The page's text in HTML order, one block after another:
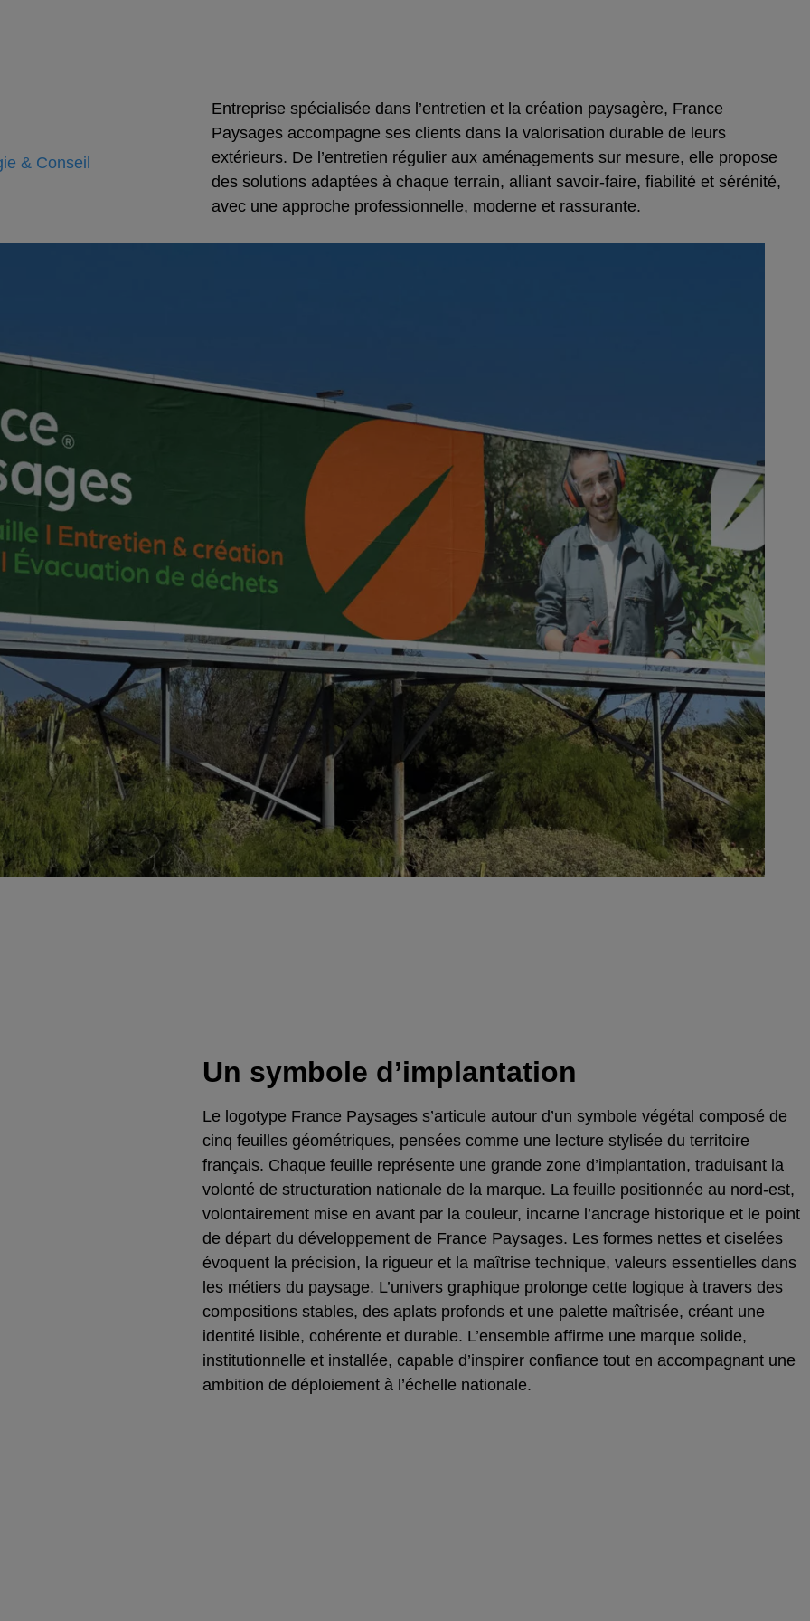
& Conseil
Entreprise spécialisée dans l’entretien et la création paysagère, France
Paysages accompagne ses clients dans la valorisation durable de leurs
extérieurs. De l’entretien régulier aux aménagements sur mesure, elle propose
des solutions adaptées à chaque terrain, alliant savoir-faire, fiabilité et sérénité,
avec une approche professionnelle, moderne et rassurante.
Un symbole d’implantation
Le logotype France Paysages s’articule autour d’un symbole végétal composé de
cinq feuilles géométriques, pensées comme une lecture stylisée du territoire
français. Chaque feuille représente une grande zone d’implantation, traduisant la
volonté de structuration nationale de la marque. La feuille positionnée au nord-est,
volontairement mise en avant par la couleur, incarne l’ancrage historique et le point
de départ du développement de France Paysages. Les formes nettes et ciselées
évoquent la précision, la rigueur et la maîtrise technique, valeurs essentielles dans
les métiers du paysage. L’univers graphique prolonge cette logique à travers des
compositions stables, des aplats profonds et une palette maîtrisée, créant une
identité lisible, cohérente et durable. L’ensemble affirme une marque solide,
institutionnelle et installée, capable d’inspirer confiance tout en accompagnant une
ambition de déploiement à l’échelle nationale.